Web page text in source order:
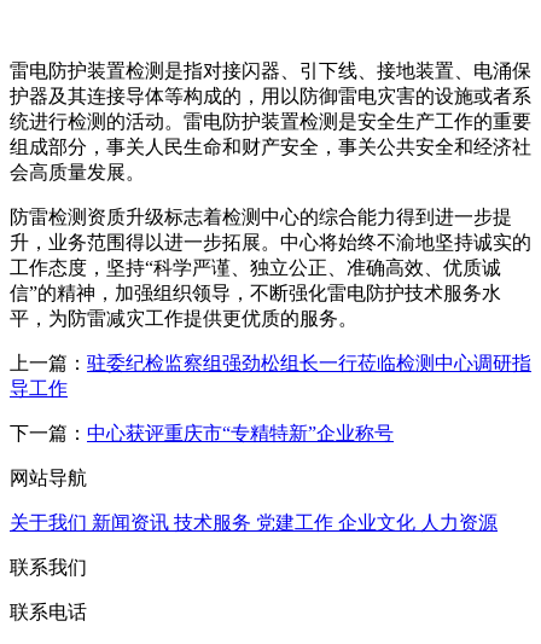
雷电防护装置检测是指对接闪器、引下线、接地装置、电涌保
护器及其连接导体等构成的，用以防御雷电灾害的设施或者系
统进行检测的活动。雷电防护装置检测是安全生产工作的重要
组成部分，事关人民生命和财产安全，事关公共安全和经济社
会高质量发展。
防雷检测资质升级标志着检测中心的综合能力得到进一步提
升，业务范围得以进一步拓展。中心将始终不渝地坚持诚实的
工作态度，坚持“科学严谨、独立公正、准确高效、优质诚
信”的精神，加强组织领导，不断强化雷电防护技术服务水
平，为防雷减灾工作提供更优质的服务。
上一篇： 驻委纪检监察组强劲松组长一行莅临检测中心调研指
导工作
下一篇： 中心获评重庆市“专精特新”企业称号
网站导航
关于我们 新闻资讯 技术服务 党建工作 企业文化 人力资源
联系我们
联系电话